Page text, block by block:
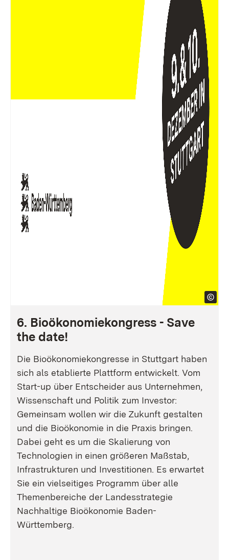
6. Bioökonomiekongress - Save
the date!
Die Bioökonomiekongresse in Stuttgart haben
sich als etablierte Plattform entwickelt. Vom
Start-up über Entscheider aus Unternehmen,
Wissenschaft und Politik zum Investor:
Gemeinsam wollen wir die Zukunft gestalten
und die Bioökonomie in die Praxis bringen.
Dabei geht es um die Skalierung von
Technologien in einen größeren Maßstab,
Infrastrukturen und Investitionen. Es erwartet
Sie ein vielseitiges Programm über alle
Themenbereiche der Landesstrategie
Nachhaltige Bioökonomie Baden-
Württemberg.